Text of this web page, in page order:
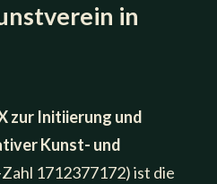
in
zur Initiierung und
Kunst- und
1712377172) ist die